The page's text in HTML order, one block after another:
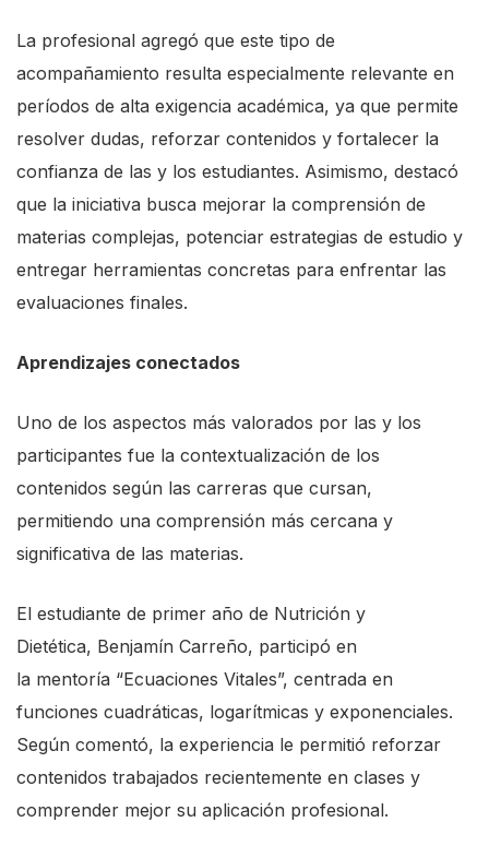
La profesional agregó que este tipo de
acompañamiento resulta especialmente relevante en
períodos de alta exigencia académica, ya que permite
resolver dudas, reforzar contenidos y fortalecer la
confianza de las y los estudiantes. Asimismo, destacó
que la iniciativa busca mejorar la comprensión de
materias complejas, potenciar estrategias de estudio y
entregar herramientas concretas para enfrentar las
evaluaciones finales.
Aprendizajes conectados
Uno de los aspectos más valorados por las y los
participantes fue la contextualización de los
contenidos según las carreras que cursan,
permitiendo una comprensión más cercana y
significativa de las materias.
El estudiante de primer año de Nutrición y
Dietética, Benjamín Carreño, participó en
la mentoría “Ecuaciones Vitales”, centrada en
funciones cuadráticas, logarítmicas y exponenciales.
Según comentó, la experiencia le permitió reforzar
contenidos trabajados recientemente en clases y
comprender mejor su aplicación profesional.